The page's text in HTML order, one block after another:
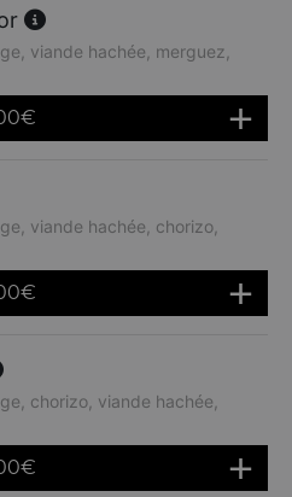
viande hachée, merguez,
€
viande hachée, chorizo,
€
chorizo, viande hachée,
€